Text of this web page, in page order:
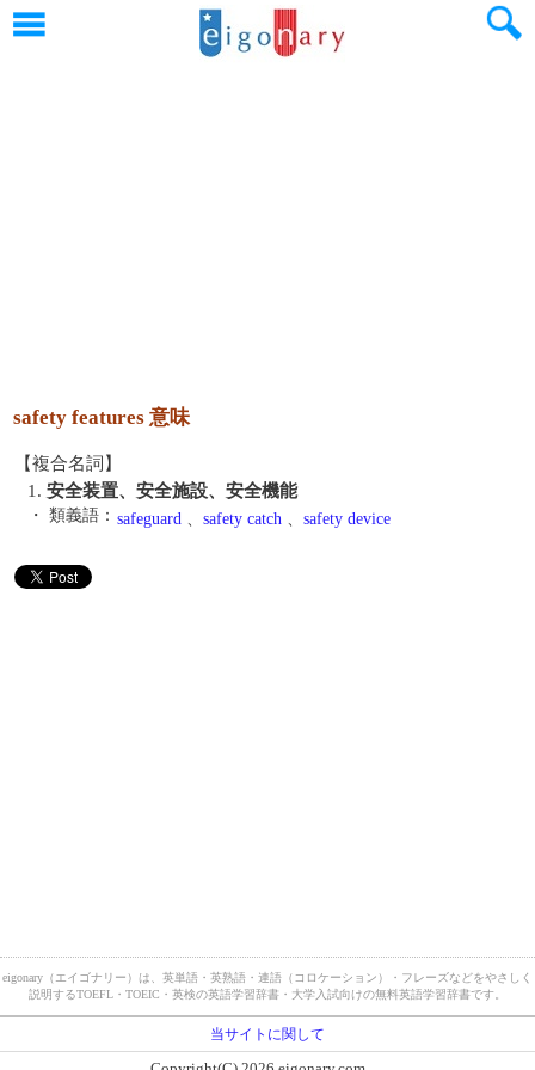
safety features 意味
【複合名詞】
1. 安全装置、安全施設、安全機能
・ 類義語： safeguard 、 safety catch 、 safety device
eigonary（エイゴナリー）は、英単語・英熟語・連語（コロケーション）・フレーズなどをやさしく
説明するTOEFL・TOEIC・英検の英語学習辞書・大学入試向けの無料英語学習辞書です。
当サイトに関して